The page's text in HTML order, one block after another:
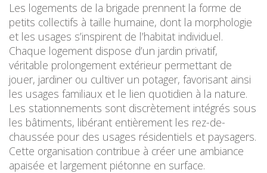
Les logements de la brigade prennent la forme de
petits collectifs à taille humaine, dont la morphologie
et les usages s’inspirent de l’habitat individuel.
Chaque logement dispose d’un jardin privatif,
véritable prolongement extérieur permettant de
jouer, jardiner ou cultiver un potager, favorisant ainsi
les usages familiaux et le lien quotidien à la nature.
Les stationnements sont discrètement intégrés sous
les bâtiments, libérant entièrement les rez-de-
chaussée pour des usages résidentiels et paysagers.
Cette organisation contribue à créer une ambiance
apaisée et largement piétonne en surface.